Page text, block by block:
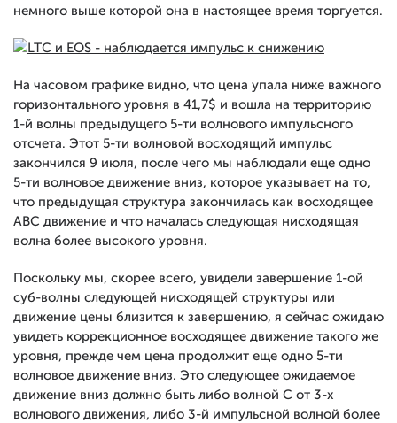
немного выше которой она в настоящее время торгуется.
На часовом графике видно, что цена упала ниже важного
горизонтального уровня в 41,7$ и вошла на территорию
1-й волны предыдущего 5-ти волнового импульсного
отсчета. Этот 5-ти волновой восходящий импульс
закончился 9 июля, после чего мы наблюдали еще одно
5-ти волновое движение вниз, которое указывает на то,
что предыдущая структура закончилась как восходящее
АВС движение и что началась следующая нисходящая
волна более высокого уровня.
Поскольку мы, скорее всего, увидели завершение 1-ой
суб-волны следующей нисходящей структуры или
движение цены близится к завершению, я сейчас ожидаю
увидеть коррекционное восходящее движение такого же
уровня, прежде чем цена продолжит еще одно 5-ти
волновое движение вниз. Это следующее ожидаемое
движение вниз должно быть либо волной С от 3-х
волнового движения, либо 3-й импульсной волной более